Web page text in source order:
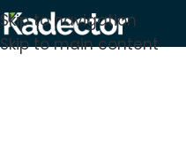
Skip to navigation
Skip to main content